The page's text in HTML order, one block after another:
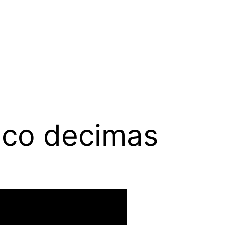
decimas